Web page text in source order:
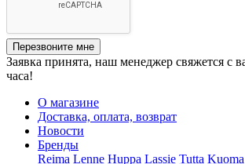
Перезвоните мне
Заявка принята, наш менеджер свяжется с
часа!
О магазине
Доставка, оплата, возврат
Новости
Бренды
Reima Lenne Huppa Lassie Tutta Kuoma